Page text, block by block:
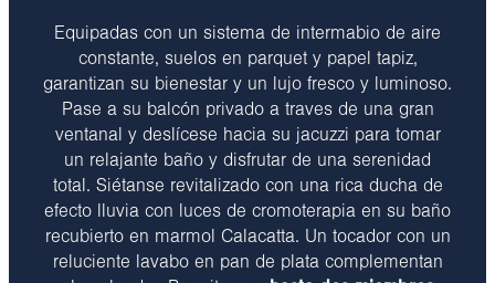
Equipadas con un sistema de intermabio de aire
constante, suelos en parquet y papel tapiz,
garantizan su bienestar y un lujo fresco y luminoso.
Pase a su balcón privado a traves de una gran
ventanal y deslícese hacia su jacuzzi para tomar
un relajante baño y disfrutar de una serenidad
total. Siétanse revitalizado con una rica ducha de
efecto lluvia con luces de cromoterapia en su baño
recubierto en marmol Calacatta. Un tocador con un
reluciente lavabo en pan de plata complementan